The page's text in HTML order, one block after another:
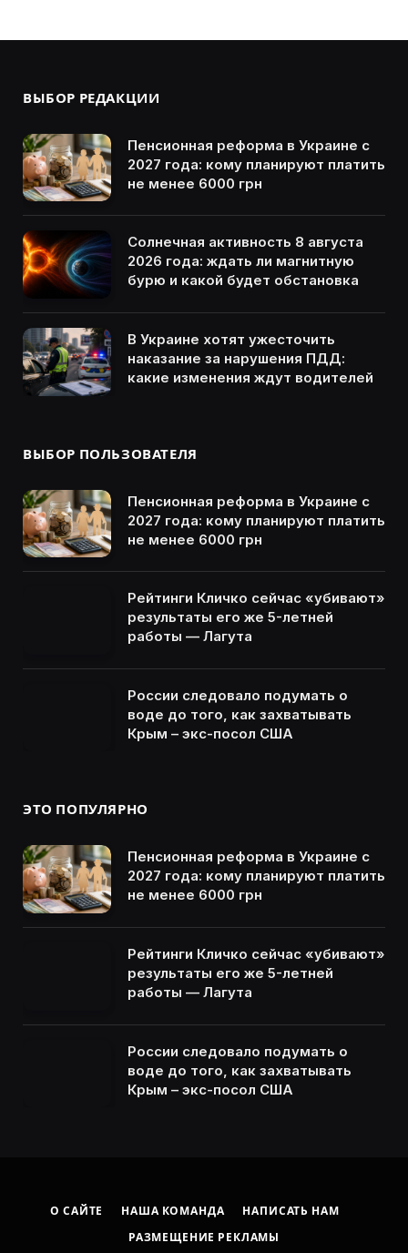
ВЫБОР РЕДАКЦИИ
Пенсионная реформа в Украине с
2027 года: кому планируют платить
не менее 6000 грн
Солнечная активность 8 августа
2026 года: ждать ли магнитную
бурю и какой будет обстановка
В Украине хотят ужесточить
наказание за нарушения ПДД:
какие изменения ждут водителей
ВЫБОР ПОЛЬЗОВАТЕЛЯ
Пенсионная реформа в Украине с
2027 года: кому планируют платить
не менее 6000 грн
Рейтинги Кличко сейчас «убивают»
результаты его же 5-летней
работы — Лагута
России следовало подумать о
воде до того, как захватывать
Крым – экс-посол США
ЭТО ПОПУЛЯРНО
Пенсионная реформа в Украине с
2027 года: кому планируют платить
не менее 6000 грн
Рейтинги Кличко сейчас «убивают»
результаты его же 5-летней
работы — Лагута
России следовало подумать о
воде до того, как захватывать
Крым – экс-посол США
О САЙТЕ НАША КОМАНДА
НАПИСАТЬ НАМ
РАЗМЕЩЕНИЕ РЕКЛАМЫ